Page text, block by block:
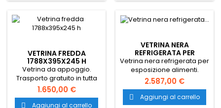
VETRINA FREDDA
1788X395X245 H
Vetrina da appoggio.
Trasporto gratuito in tutta
Italia.
1.650,00 €
 Aggiungi al carrello
VETRINA NERA
REFRIGERATA PER
ESPOSIZIONE
Vetrina nera refrigerata per
esposizione alimenti.
Vetrina frigo per esporre
pesce, carne e antipasti.
Espositore refrigerato
ideale per ristoranti,
2.587,00 €
 Aggiungi al carrello